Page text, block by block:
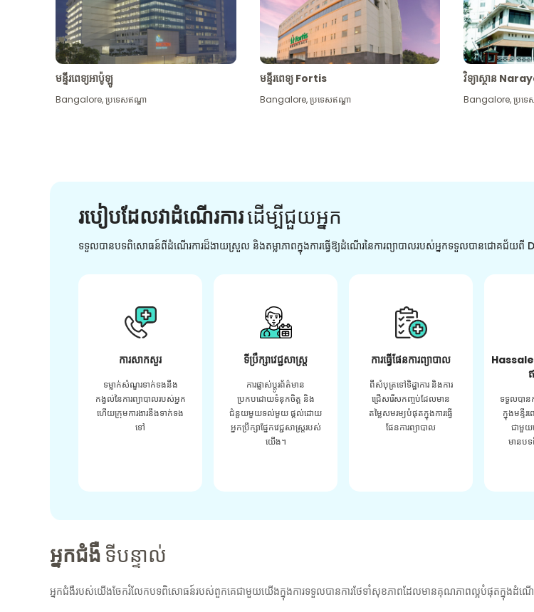
មន្ទីរពេទ្យអាប៉ូឡូ
Bangalore,ប្រទេសឥណ្ឌា
មន្ទីរពេទ្យ Fortis
Bangalore,ប្រទេសឥណ្ឌា
វិទ្យាស្ថាន
Bangalore,ប្រទេ
របៀបដែលវាដំណើរការដើម្បី​ជួយ​អ្នក
ទទួលបានបទពិសោធន៍ពីដំណើរការដ៏ងាយស្រួល និងតម្លាភាពក្នុងការធ្វើឱ្យដំណើរនៃការព្យាបាលរបស់អ្នកទទួលបានជោ
ការសាកសួរ
ទម្លាក់សំណួរទាក់ទងនឹង
កង្វល់នៃការព្យាបាលរបស់អ្នក
ហើយក្រុមការងារនឹងទាក់ទង
ទៅ
ទីប្រឹក្សាវេជ្ជសាស្ត្រ
ការផ្លាស់ប្តូរព័ត៌មាន
ប្រកបដោយទំនុកចិត្ត និង
ជំនួយមួយទល់មួយ ផ្តល់ដោយ
អ្នកប្រឹក្សាផ្នែកវេជ្ជសាស្រ្តរបស់
យើង។
ការធ្វើផែនការព្យាបាល
ពីសំបុត្រទៅទិដ្ឋាការ និងការ
ជ្រើសរើសកញ្ចប់ដែលមាន
តម្លៃសមរម្យបំផុតក្នុងការធ្វើ
ផែនការព្យាបាល
Hassale
ទទួលបាន
ក្នុងមន្ទី
ជាមួយ
មានប
អ្នកជំងឺ ទីបន្ទាល់
អ្នកជំងឺរបស់យើងចែករំលែកបទពិសោធន៍របស់ពួកគេជាមួយយើងក្នុងការទទួលបានការថែទាំសុខភាពដែលមានគុណភាពល្អបំផុតក្នុងដំណើ